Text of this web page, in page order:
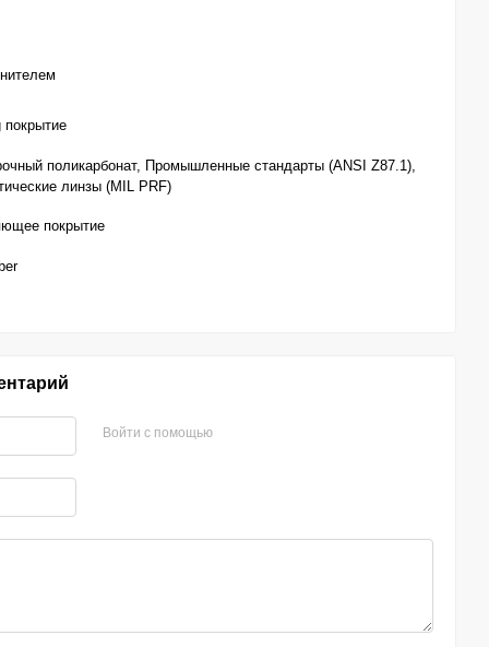
покрытие
поликарбонат, Промышленные стандарты (ANSI Z87.1),
линзы (MIL PRF)
покрытие
Войти с помощью